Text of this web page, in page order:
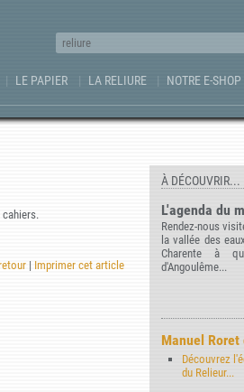
LE PAPIER LA RELIURE NOTRE E-SHOP
| Imprimer cet article
À DÉCOUVRIR...
L'agenda du
Rendez-nous
la vallée des
Charente à
d'Angoulême...
Manuel Roret
Découvrez
du Relieur...